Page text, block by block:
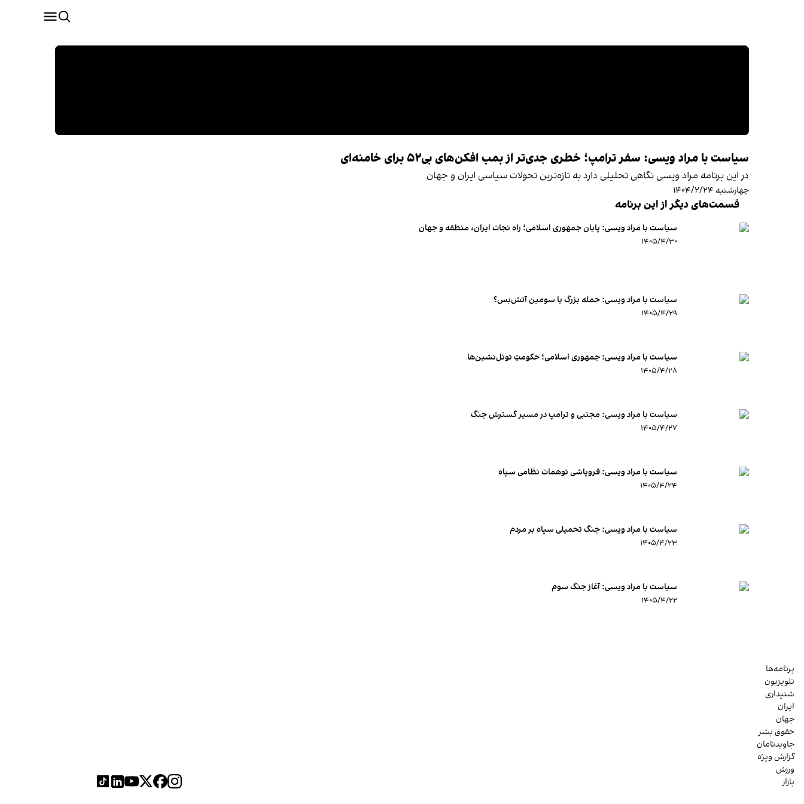
سیاست با مراد ویسی: سفر ترامپ؛ خطری جدی‌تر از بمب افکن‌های بی‌۵۲ برای خامنه‌ای
در این برنامه مراد ویسی نگاهی تحلیلی دارد به تازه‌ترین تحولات سیاسی ایران و جهان
چهارشنبه ۱۴۰۴/۲/۲۴
قسمت‌های دیگر از این برنامه
سیاست با مراد ویسی: پایان جمهوری اسلامی؛ راه نجات ایران، منطقه و جهان
۱۴۰۵/۴/۳۰
سیاست با مراد ویسی: حمله بزرگ یا سومین آتش‌بس؟
۱۴۰۵/۴/۲۹
سیاست با مراد ویسی: جمهوری اسلامی؛ حکومتِ تونل‌نشین‌ها
۱۴۰۵/۴/۲۸
سیاست با مراد ویسی: مجتبی و ترامپ در مسیر گسترش جنگ
۱۴۰۵/۴/۲۷
سیاست با مراد ویسی: فروپاشی توهمات نظامی سپاه
۱۴۰۵/۴/۲۴
سیاست با مراد ویسی: جنگ تحمیلی سپاه بر مردم
۱۴۰۵/۴/۲۳
سیاست با مراد ویسی: آغاز جنگ سوم
۱۴۰۵/۴/۲۲
برنامه‌ها
تلویزیون
شنیداری
ایران
جهان
حقوق بشر
جاویدنامان
گزارش ویژه
ورزش
بازار